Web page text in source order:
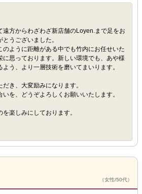
遠方からわざわざ新店舗のLoyen.まで足をお
うございました。
のように距離がある中でも竹内にお任せいた
に思っております。新しい環境でも、あや様
う、より一層技術を磨いてまいります。
き、大変励みになります。
を、どうぞよろしくお願いいたします。
楽しみにしております。
（女性/50代）